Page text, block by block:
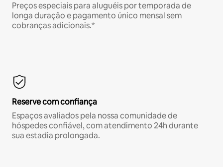
Preços especiais para aluguéis por temporada de
longa duração e pagamento único mensal sem
cobranças adicionais.*
Reserve com confiança
Espaços avaliados pela nossa comunidade de
hóspedes confiável, com atendimento 24h durante
sua estadia prolongada.